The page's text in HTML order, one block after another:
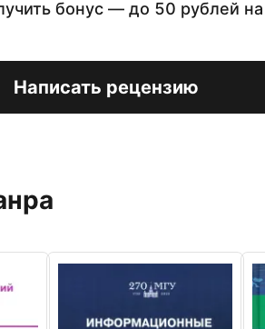
бонус — до 50 рублей
Написать рецензию